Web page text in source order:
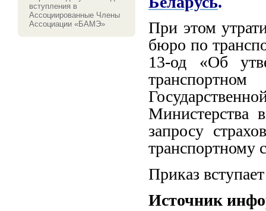
вступления в
Ассоциированные Члены
Ассоциации «БАМЭ»
При этом
бюро по
13-од «Об
Министерства
запросу
транспортному
Приказ
Источник